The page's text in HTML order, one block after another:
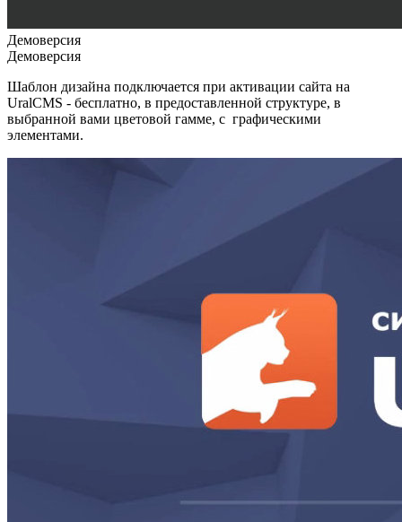
Демоверсия
Демоверсия
Шаблон дизайна подключается при активации сайта на
UralCMS - бесплатно, в предоставленной структуре, в
выбранной вами цветовой гамме, с графическими
элементами.